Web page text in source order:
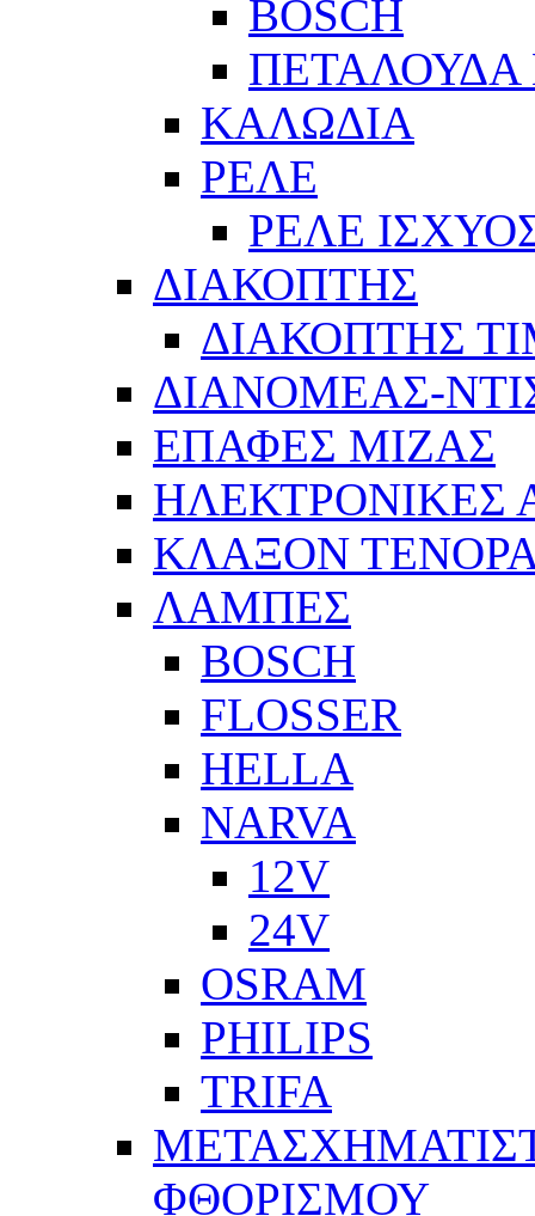
BOSCH
ΠΕΤΑΛΟΥΔΑ
ΚΑΛΩΔΙΑ
ΡΕΛΕ
ΡΕΛΕ
ΔΙΑΚΟΠΤΗΣ
ΔΙΑΚΟΠΤΗΣ
ΔΙΑΝΟΜΕΑΣ-
ΕΠΑΦΕΣ ΜΙΖΑΣ
ΗΛΕΚΤΡΟΝΙΚΕΣ
ΚΛΑΞΟΝ
ΛΑΜΠΕΣ
BOSCH
FLOSSER
HELLA
NARVA
12V
24V
OSRAM
PHILIPS
TRIFA
ΦΘΟΡΙΣΜΟΥ